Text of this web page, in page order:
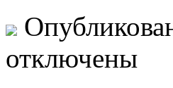
отключены